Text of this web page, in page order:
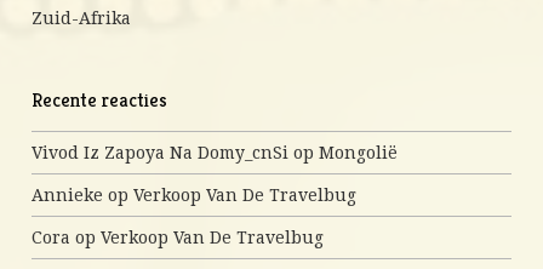
Zuid-Afrika
Recente reacties
Vivod Iz Zapoya Na Domy_cnSi opMongolië
Annieke opVerkoop Van De Travelbug
Cora opVerkoop Van De Travelbug